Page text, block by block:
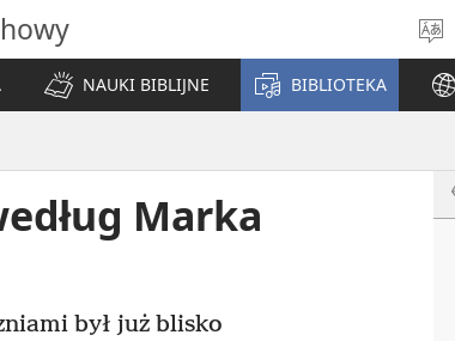
NAUKI BIBLIJNE BIBLIOTEKA
Marka
był już blisko